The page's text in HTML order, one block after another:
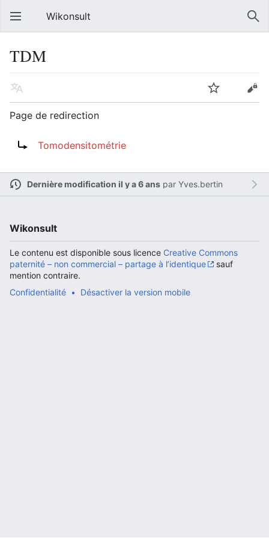
Wikonsult
TDM
Page de redirection
Tomodensitométrie
Dernière modification il y a 6 anspar Yves.bertin
Wikonsult
Le contenu est disponible sous licence Creative Commons
paternité – non commercial – partage à l’identique
sauf
mention contraire.
Confidentialité
Désactiver la version mobile